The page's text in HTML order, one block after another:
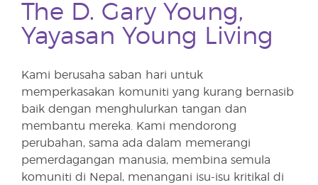
The D. Gary Young,
Yayasan Young Living
Kami berusaha saban hari untuk
memperkasakan komuniti yang kurang bernasib
baik dengan menghulurkan tangan dan
membantu mereka. Kami mendorong
perubahan, sama ada dalam memerangi
pemerdagangan manusia, membina semula
komuniti di Nepal, menangani isu-isu kritikal di